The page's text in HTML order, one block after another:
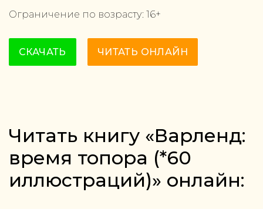
Ограничение по возрасту: 16+
СКАЧАТЬ ЧИТАТЬ ОНЛАЙН
Читать книгу «Варленд:
время топора (*60
иллюстраций)» онлайн: